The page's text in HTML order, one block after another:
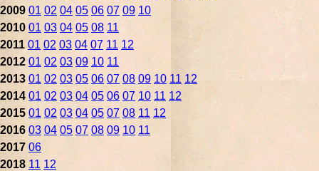
2009 01 02 04 05 06 07 09 10
2010 01 03 04 05 08 11
2011 01 02 03 04 07 11 12
2012 01 02 03 09 10 11
2013 01 02 03 05 06 07 08 09 10 11 12
2014 01 02 03 04 05 06 07 10 11 12
2015 01 02 03 04 05 07 08 11 12
2016 03 04 05 07 08 09 10 11
2017 06
2018 11 12